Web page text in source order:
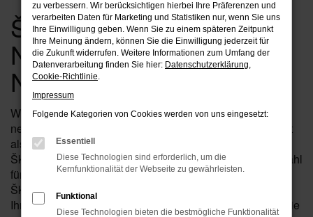
Škoda Jahreswagen für
Nürnberg bei Motor-
Nützel
Wenn Sie in der Nähe von Nürnberg nach einem fast
neuen Fahrzeug suchen, das Ihnen sowohl hohe Qualität
als auch einen attraktiven Preis bietet, ist der Kamiq von
Škoda als Jahreswagen bei Motor-Nützel die perfekte Wahl
für Sie. Seit über 90 Jahren sind wir Ihr zuverlässiges
Škoda Autohaus in der Nähe von Nürnberg und bieten
Ihnen eine exklusive Auswahl an Kamiq Jahreswagen, die
zu verbessern. Wir berücksichtigen hierbei Ihre Präferenzen und
verarbeiten Daten für Marketing und Statistiken nur, wenn Sie uns
Ihre Einwilligung geben. Wenn Sie zu einem späteren Zeitpunkt
Ihre Meinung ändern, können Sie die Einwilligung jederzeit für
die Zukunft widerrufen. Weitere Informationen zum Umfang der
Datenverarbeitung finden Sie hier: Datenschutzerklärung,
Cookie-Richtlinie.
Impressum
Folgende Kategorien von Cookies werden von uns eingesetzt:
Essentiell
Diese Technologien sind erforderlich, um die
Kernfunktionalität der Webseite zu gewährleisten.
Funktional
Diese Technologien bieten die bestmögliche Funktionalität